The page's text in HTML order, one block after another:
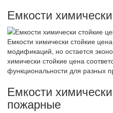
Емкости
Емкости химически стойкие
модификаций, но остается
химически стойкие цена
функциональности для разных
Емкости
пожарные